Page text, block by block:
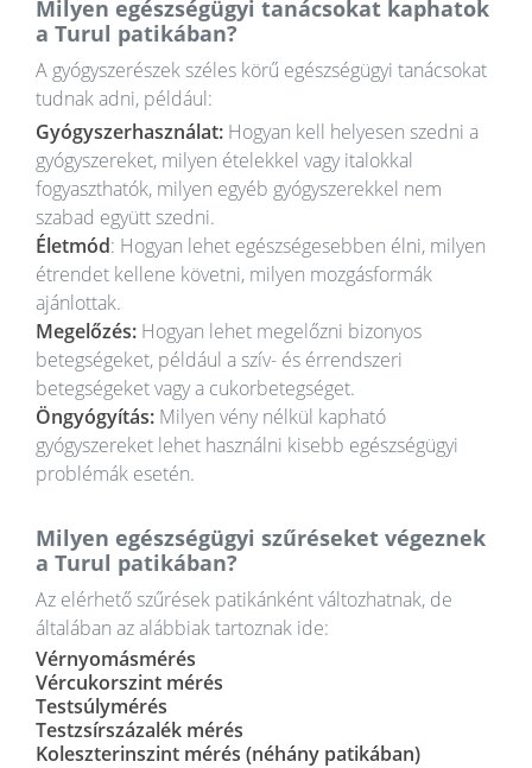
Milyen egészségügyi tanácsokat kaphatok
a Turul patikában?
A gyógyszerészek széles körű egészségügyi tanácsokat
tudnak adni, például:
Gyógyszerhasználat: Hogyan kell helyesen szedni a
gyógyszereket, milyen ételekkel vagy italokkal
fogyaszthatók, milyen egyéb gyógyszerekkel nem
szabad együtt szedni.
Életmód: Hogyan lehet egészségesebben élni, milyen
étrendet kellene követni, milyen mozgásformák
ajánlottak.
Megelőzés: Hogyan lehet megelőzni bizonyos
betegségeket, például a szív- és érrendszeri
betegségeket vagy a cukorbetegséget.
Öngyógyítás: Milyen vény nélkül kapható
gyógyszereket lehet használni kisebb egészségügyi
problémák esetén.
Milyen egészségügyi szűréseket végeznek
a Turul patikában?
Az elérhető szűrések patikánként változhatnak, de
általában az alábbiak tartoznak ide:
Vérnyomásmérés
Vércukorszint mérés
Testsúlymérés
Testzsírszázalék mérés
Koleszterinszint mérés (néhány patikában)